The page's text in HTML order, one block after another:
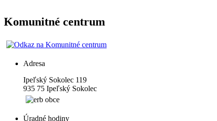
Komunitné centrum
Adresa
Ipeľský Sokolec 119
935 75 Ipeľský Sokolec
Úradné hodiny